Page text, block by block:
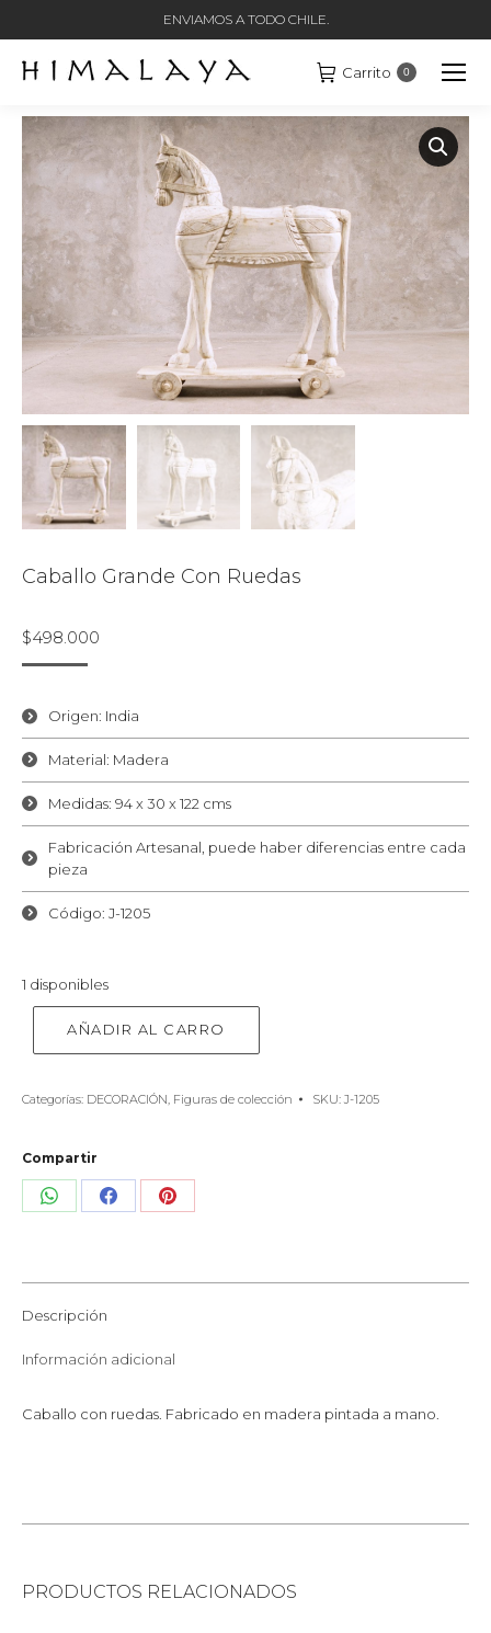
ENVIAMOS A TODO CHILE.
Carrito 0
Caballo Grande Con Ruedas
$498.000
Origen: India
Material: Madera
Medidas: 94 x 30 x 122 cms
Fabricación Artesanal, puede haber diferencias entre cada
pieza
Código: J-1205
1 disponibles
AÑADIR AL CARRO
Categorías: DECORACIÓN Figuras de colección SKU: J-1205
Compartir
Share Share Share
Descripción
Información adicional
Caballo con ruedas. Fabricado en madera pintada a mano.
PRODUCTOS RELACIONADOS